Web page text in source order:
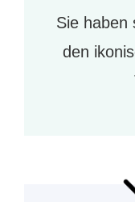
Sie haben
den